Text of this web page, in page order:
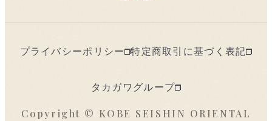
プライバシーポリシー 特定商取引に基づく表記
タカガワグループ
Copyright © KOBE SEISHIN ORIENTAL